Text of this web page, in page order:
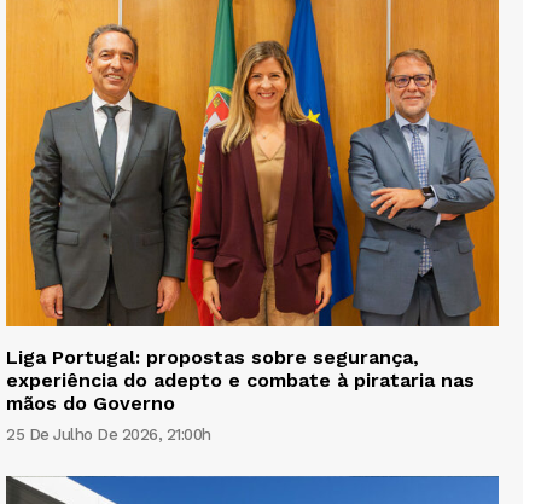
Liga Portugal: propostas sobre segurança,
experiência do adepto e combate à pirataria nas
mãos do Governo
25 De Julho De 2026, 21:00h